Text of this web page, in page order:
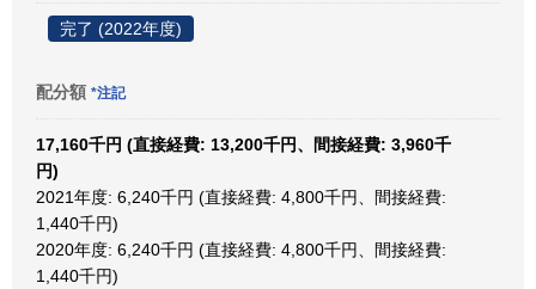
完了 (2022年度)
配分額 *注記
17,160千円 (直接経費: 13,200千円、間接経費: 3,960千
円)
2021年度: 6,240千円 (直接経費: 4,800千円、間接経費:
1,440千円)
2020年度: 6,240千円 (直接経費: 4,800千円、間接経費:
1,440千円)